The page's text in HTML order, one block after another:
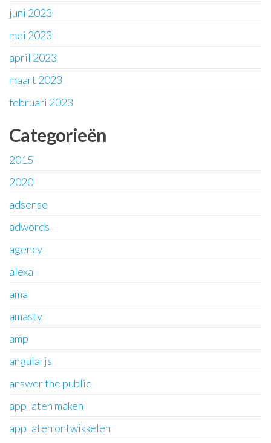
juni 2023
mei 2023
april 2023
maart 2023
februari 2023
Categorieën
2015
2020
adsense
adwords
agency
alexa
ama
amasty
amp
angularjs
answer the public
app laten maken
app laten ontwikkelen